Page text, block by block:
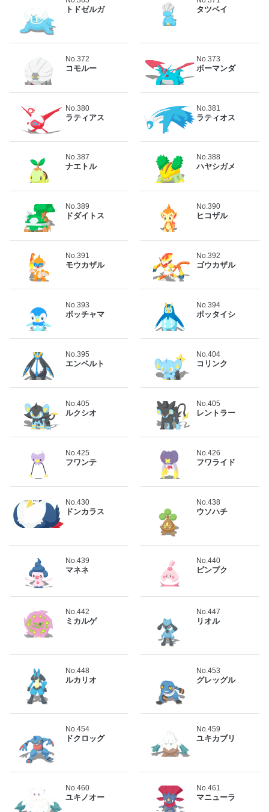
トドゼルガ タツベイ
No.372
コモルー
No.373
ボーマンダ
No.380
ラティアス
No.381
ラティオス
No.387
ナエトル
No.388
ハヤシガメ
No.389
ドダイトス
No.390
ヒコザル
No.391
モウカザル
No.392
ゴウカザル
No.393
ポッチャマ
No.394
ポッタイシ
No.395
エンペルト
No.404
コリンク
No.405
ルクシオ
No.405
レントラー
No.425
フワンテ
No.426
フワライド
No.430
ドンカラス
No.438
ウソハチ
No.439
マネネ
No.440
ピンプク
No.442
ミカルゲ
No.447
リオル
No.448
ルカリオ
No.453
グレッグル
No.454
ドクロッグ
No.459
ユキカブリ
No.460
ユキノオー
No.461
マニューラ